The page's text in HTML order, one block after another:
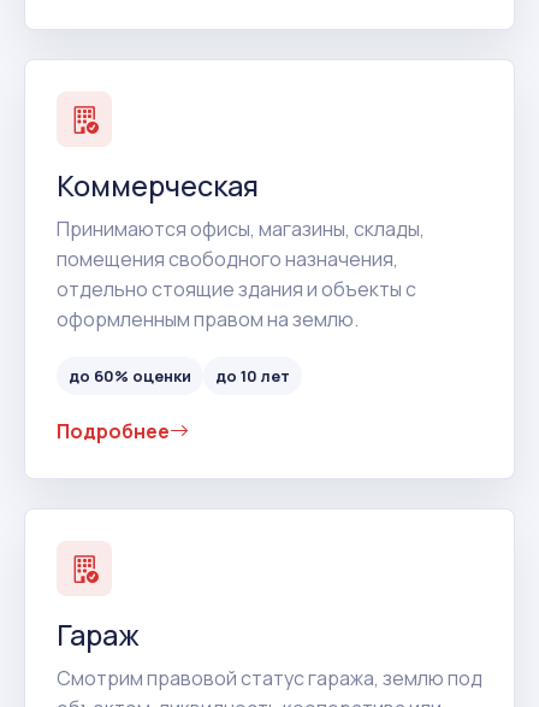
Коммерческая
Принимаются офисы, магазины, склады,
помещения свободного назначения,
отдельно стоящие здания и объекты с
оформленным правом на землю.
до 60% оценки до 10 лет
Подробнее
Гараж
Смотрим правовой статус гаража, землю под